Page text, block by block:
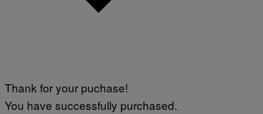
Thank for your puchase!
You have successfully purchased.